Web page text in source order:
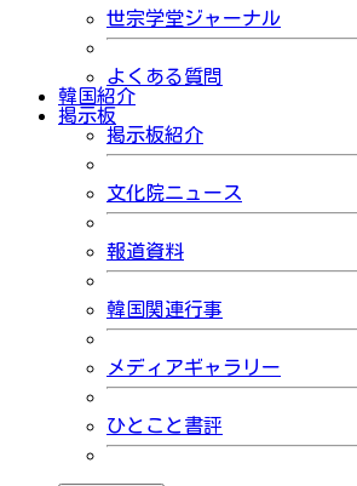
世宗学堂ジャーナル
よくある質問
韓国紹介
掲示板
掲示板紹介
文化院ニュース
報道資料
韓国関連行事
メディアギャラリー
ひとこと書評